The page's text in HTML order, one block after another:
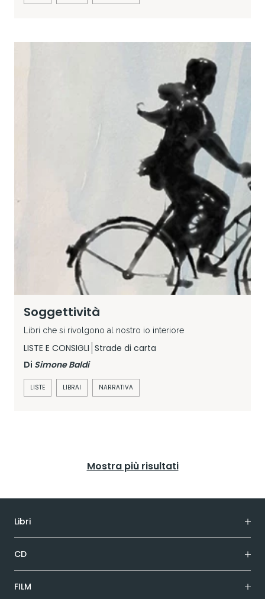
Soggettività
Libri che si rivolgono al nostro io interiore
LISTE E CONSIGLI Strade di carta
Di Simone Baldi
LISTE LIBRAI NARRATIVA
Mostra più risultati
Libri
CD
FILM